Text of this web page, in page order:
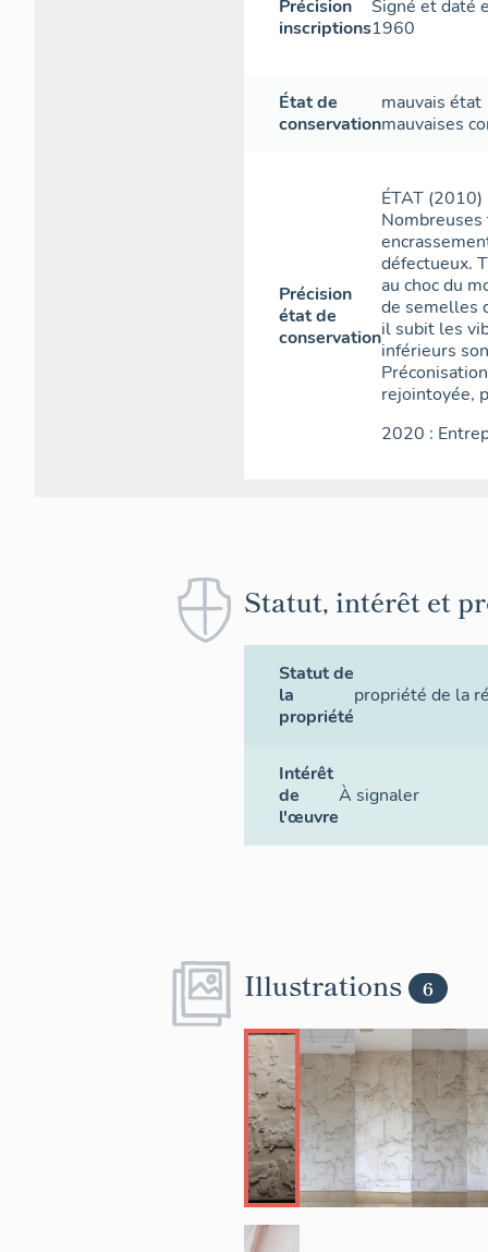
Précision
inscriptions
Signé et daté
1960
État de
conservation
mauvais état
mauvaises
Précision
état de
conservation
ÉTAT
défectueux.
au choc du
de semelles
il subit les
inférieurs
rejointoyée,
2020 :
Statut, intérêt et
Statut de
la
propriété
propriété de la
Intérêt
de
l'œuvre
À signaler
Illustrations 6